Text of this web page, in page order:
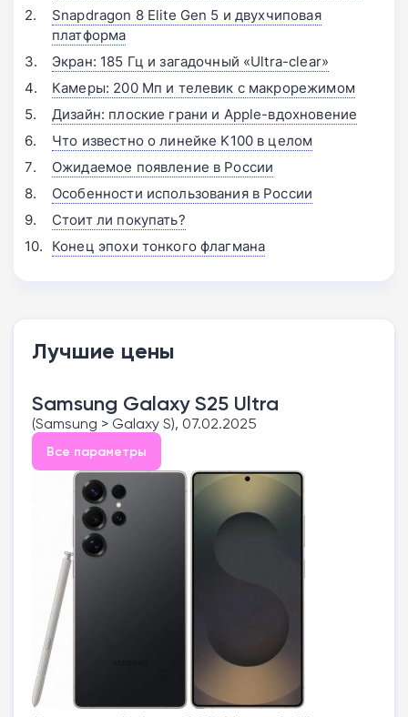
Snapdragon 8 Elite Gen 5 и двухчиповая
платформа
Экран: 185 Гц и загадочный «Ultra-clear»
Камеры: 200 Мп и телевик с макрорежимом
Дизайн: плоские грани и Apple-вдохновение
Что известно о линейке K100 в целом
Ожидаемое появление в России
Особенности использования в России
Стоит ли покупать?
Конец эпохи тонкого флагмана
Лучшие цены
Samsung Galaxy S25 Ultra
(Samsung > Galaxy S), 07.02.2025
Все параметры